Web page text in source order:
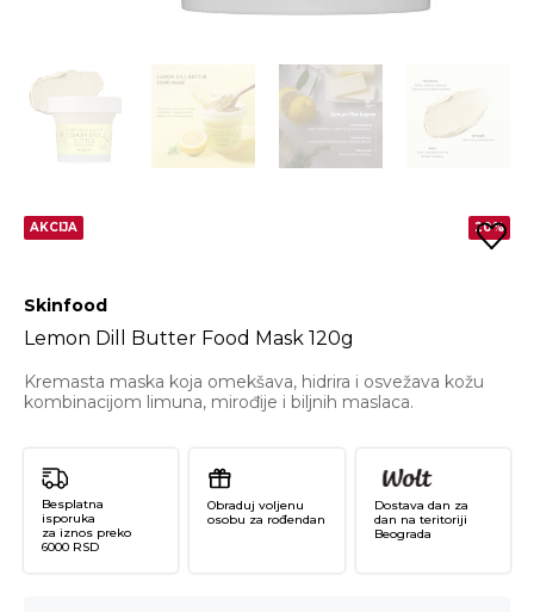
AKCIJA 20%
Skinfood
Lemon Dill Butter Food Mask 120g
Kremasta maska koja omekšava, hidrira i osvežava kožu
kombinacijom limuna, mirođije i biljnih maslaca.
Besplatna
isporuka
za iznos preko
6000 RSD
Obraduj voljenu
osobu za rođendan
Dostava dan za
dan na teritoriji
Beograda